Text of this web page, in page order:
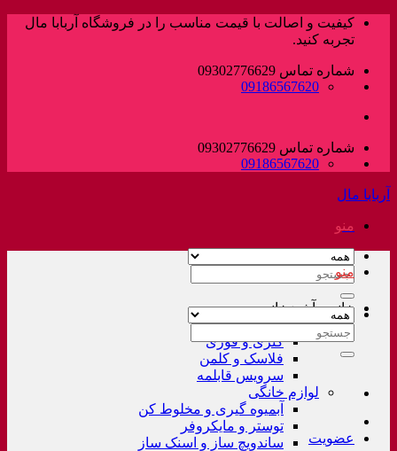
پرش
کیفیت و اصالت با قیمت مناسب را در فروشگاه آربابا مال
تجربه کنید.
شماره تماس 09302776629
09186567620
شماره تماس 09302776629
09186567620
آربابا مال
منو
جستجو
خانه و آشپزخانه
لوازم خانگی غیر برقی
کتری و قوری
فلاسک و کلمن
سرویس قابلمه
لوازم خانگی
آبمیوه گیری و مخلوط کن
توستر و مایکروفر
ساندویچ ساز و اسنک ساز
منو
جستجو
عضویت